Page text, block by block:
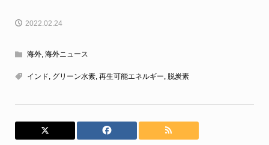
2022.02.24
海外, 海外ニュース
インド, グリーン水素, 再生可能エネルギー, 脱炭素